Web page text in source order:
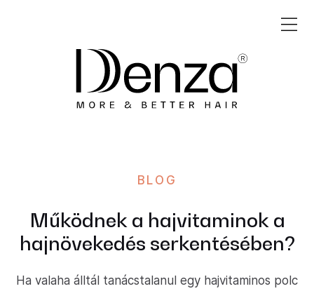
BLOG
Működnek a hajvitaminok a
hajnövekedés serkentésében?
Ha valaha álltál tanácstalanul egy hajvitaminos polc